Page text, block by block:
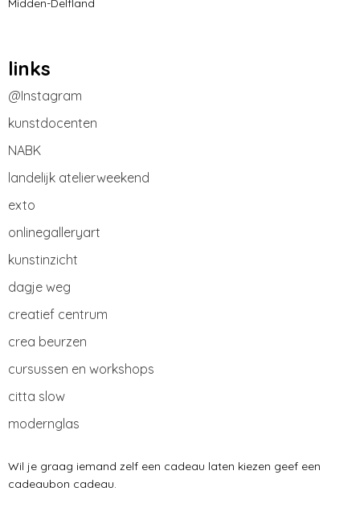
Midden-Delfland
links
@Instagram
kunstdocenten
NABK
landelijk atelierweekend
exto
onlinegalleryart
kunstinzicht
dagje weg
creatief centrum
crea beurzen
cursussen en workshops
citta slow
modernglas
Wil je graag iemand zelf een cadeau laten kiezen geef een
cadeaubon cadeau.